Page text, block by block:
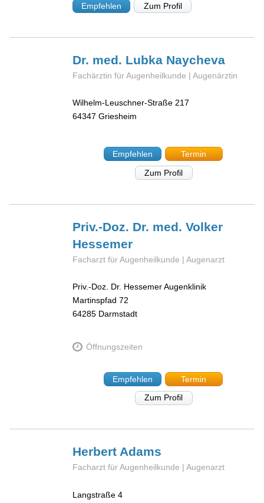
Empfehlen Zum Profil
Dr. med. Lubka Naycheva
Fachärztin für Augenheilkunde | Augenärztin
Wilhelm-Leuschner-Straße 217
64347 Griesheim
Empfehlen
Termin
Zum Profil
Priv.-Doz. Dr. med. Volker
Hessemer
Facharzt für Augenheilkunde | Augenarzt
Priv.-Doz. Dr. Hessemer Augenklinik
Martinspfad 72
64285 Darmstadt
Öffnungszeiten
Empfehlen
Termin
Zum Profil
Herbert Adams
Facharzt für Augenheilkunde | Augenarzt
Langstraße 4